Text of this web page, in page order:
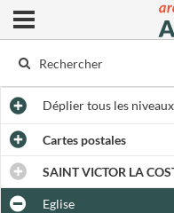
Archives
Ouvrir le menu déroulant
Dépliertous les niveaux
Cartes postales
SAINT VICTOR LA
Eglise